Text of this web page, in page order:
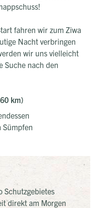
fahren wir zum Ziwa
Nacht verbringen
wir uns vielleicht
Suche nach den
km)
Sümpfen
Schutzgebietes
direkt am Morgen